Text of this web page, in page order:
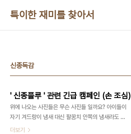
특이한 재미를 찾아서
신종독감
' 신종플루 ' 관련 긴급 캠페인 (손 조심)
위에 나오는 사진들은 무슨 사진들 일까요? 아이들이
자기 겨드랑이 냄새 대신 팔꿈치 안쪽의 냄새라도 맡
고 있는 걸까요? 간단하게 말해서 신종 독감(신종 플
더보기